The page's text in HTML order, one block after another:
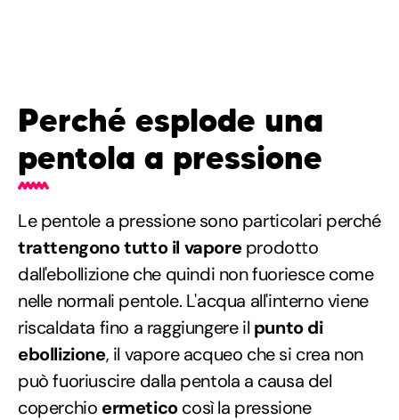
Perché esplode una
pentola a pressione
Le pentole a pressione sono particolari perché
trattengono tutto il vaporeprodotto
dall'ebollizione che quindi non fuoriesce come
nelle normali pentole. L'acqua all'interno viene
riscaldata fino a raggiungere il punto di
ebollizione, il vapore acqueo che si crea non
può fuoriuscire dalla pentola a causa del
coperchio ermeticocosì la pressione